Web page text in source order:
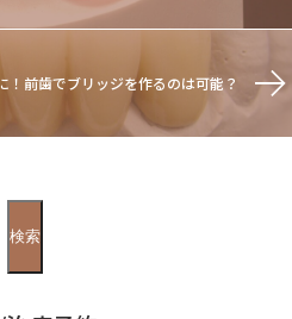
前歯でブリッジを作るのは可能？
検索